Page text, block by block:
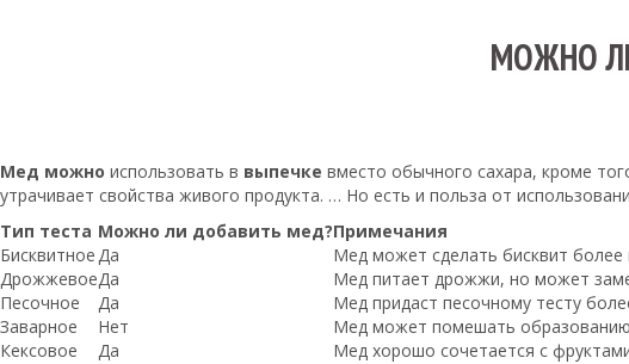
МОЖНО
Мед можно использовать в выпечке вместо обычного сахара, кроме
утрачивает свойства живого продукта. … Но есть и польза от
Тип теста Можно ли добавить мед?Примечания
БисквитноеДа
Мед может сделать бисквит
ДрожжевоеДа
Мед питает дрожжи, но может
Песочное
Да
Мед придаст песочному тесту
Заварное
Нет
Мед может помешать образованию
Кексовое
Да Мед хорошо сочетается с